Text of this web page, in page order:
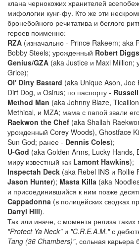
клана чернокожих хранителей
мифологии кунг-фу. Кто же эти
бронебойного речитатива и беглого
героев поименно:
RZA (изначально - Prince Rakeem; aka
Bobby Steels; урожденный Robert Diggs
Genius/GZA (aka Justice и Maxi Million;
Grice);
Ol' Dirty Bastard (aka Unique Ason, Joe
Dirt Dog, и Osirus; по паспорту -
Method Man (aka Johnny Blaze,
Methical, и MZA; мама с папой звали
Raekwon the Chef (aka Shallah
урожденный Corey Woods), Ghostface
Sun God; ранее - Dennis Coles);
U-God (aka Golden Arms, Lucky Hands,
миру известный как Lamont Hawkins);
Inspectah Deck (aka Rebel INS и Rollie
Jason Hunter); Masta Killa (aka
и присоединившийся к ним позже
Cappadonna (в полицейских сводках
Darryl Hill).
Так или иначе, с момента релиза
"Protect Ya Neck"и "C.R.E.A.M."с
Tang (36 Chambers)", сольная карьера